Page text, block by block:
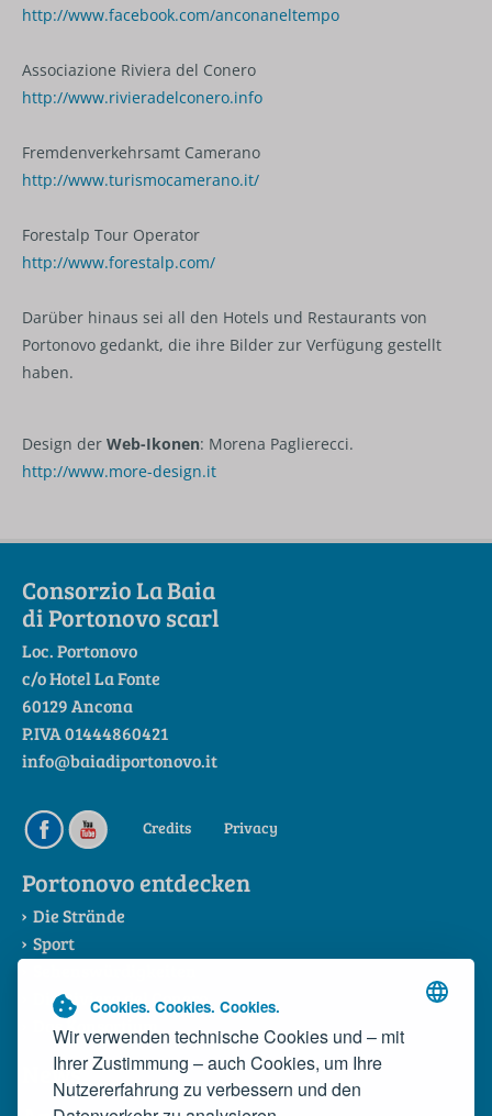
Cookies. Cookies. Cookies.
Wir verwenden technische Cookies und – mit
Ihrer Zustimmung – auch Cookies, um Ihre
Nutzererfahrung zu verbessern und den
http://www.facebook.com/anconaneltempo
Associazione Riviera del Conero
http://www.rivieradelconero.info
Fremdenverkehrsamt Camerano
http://www.turismocamerano.it/
Forestalp Tour Operator
http://www.forestalp.com/
Darüber hinaus sei all den Hotels und Restaurants von
Portonovo gedankt, die ihre Bilder zur Verfügung gestellt
haben.
Design der Web-Ikonen: Morena Paglierecci.
http://www.more-design.it
Consorzio La Baia
di Portonovo scarl
Loc. Portonovo
c/o Hotel La Fonte
60129 Ancona
P.IVA 01444860421
info@baiadiportonovo.it
Credits Privacy
Portonovo entdecken
Die Strände
Sport
Die Riviera del Conero
Das Konsortium
News